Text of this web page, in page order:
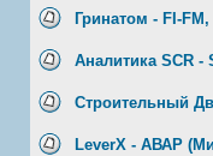
Гринатом - FI-
Аналитика SCR -
Строительный
LeverX - АВАР